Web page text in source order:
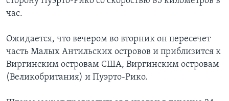
час.
Ожидается, что вечером во вторник он пересечет
часть Малых Антильских островов и приблизится к
Виргинским островам США, Виргинским островам
(Великобритания) и Пуэрто-Рико.